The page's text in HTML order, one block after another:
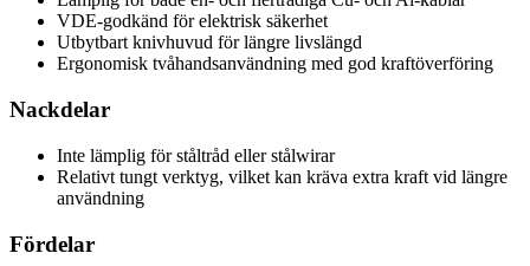
VDE-godkänd för elektrisk säkerhet
Utbytbart knivhuvud för längre livslängd
Ergonomisk tvåhandsanvändning med god kraftöverföring
Nackdelar
Inte lämplig för ståltråd eller stålwirar
Relativt tungt verktyg, vilket kan kräva extra kraft vid längre
användning
Fördelar